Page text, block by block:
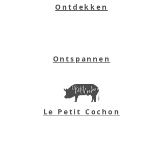
Ontdekken
Ontspannen
Le Petit Cochon